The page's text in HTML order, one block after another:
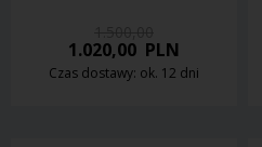
1.020,00 PLN
Czas dostawy: ok. 12 dni